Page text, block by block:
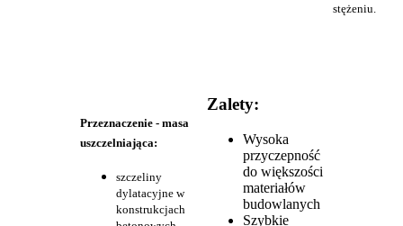
stężeniu.
Przeznaczenie - masa
uszczelniająca:
szczeliny
dylatacyjne w
konstrukcjach
Zalety:
Wysoka
przyczepność
do większości
materiałów
budowlanych
Szybkie